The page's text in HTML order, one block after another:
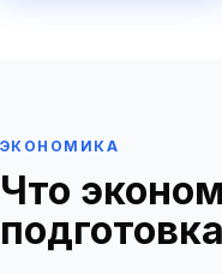
ЭКОНОМИКА
Что